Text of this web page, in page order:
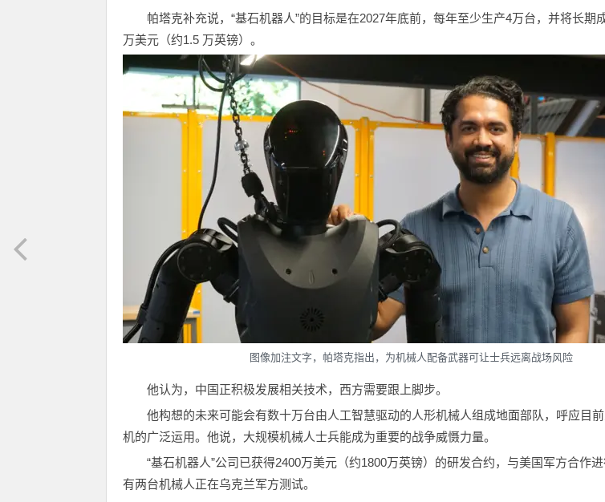
帕塔克补充说，“基石机器人”的目标是在2027年底前，每年至少生产4万台，并将长期
万美元（约1.5 万英镑）。
图像加注文字，帕塔克指出，为机械人配备武器可让士兵远离战场风险
他认为，中国正积极发展相关技术，西方需要跟上脚步。
他构想的未来可能会有数十万台由人工智慧驱动的人形机械人组成地面部队，呼应目
机的广泛运用。他说，大规模机械人士兵能成为重要的战争威慑力量。
“基石机器人”公司已获得2400万美元（约1800万英镑）的研发合约，与美国军方合作
有两台机械人正在乌克兰军方测试。